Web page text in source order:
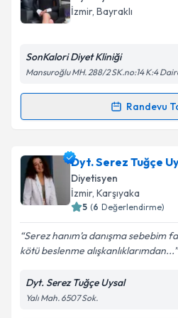
İzmir, Bayraklı
SonKalori Diyet Kliniği
Mansuroğlu MH. 288/2 SK.no:14 K:4
Randevu
Randevu Takvimi
Dyt. Ceren Şahiniçin
oluşturun. Size bu uzmandan
takvim hazırlandığında e-
Kişisel verilerimin
Metni'ni okudum ve
Dyt. Serez Tuğçe
Diyetisyen
İzmir, Karşıyaka
5 (6 Değerlendirme)
Serez hanım’a danışma sebebim
kötü beslenme alışkanlıklarımdan...
Dyt. Serez Tuğçe Uysal
Yalı Mah. 6507 Sok.